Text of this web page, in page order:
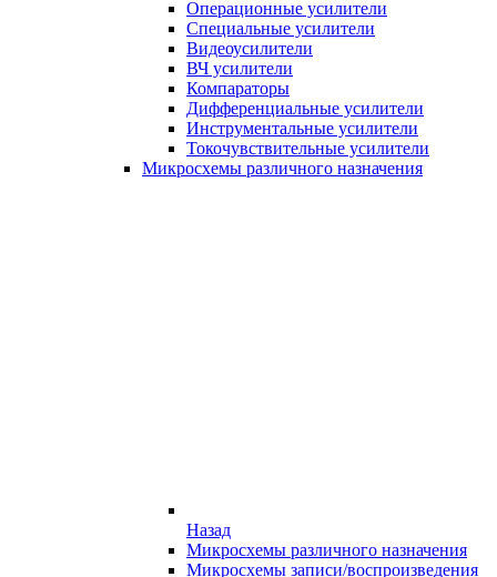
Операционные усилители
Специальные усилители
Видеоусилители
ВЧ усилители
Компараторы
Дифференциальные усилители
Инструментальные усилители
Токочувствительные усилители
Микросхемы различного назначения
Назад
Микросхемы различного назначения
Микросхемы записи/воспроизведения